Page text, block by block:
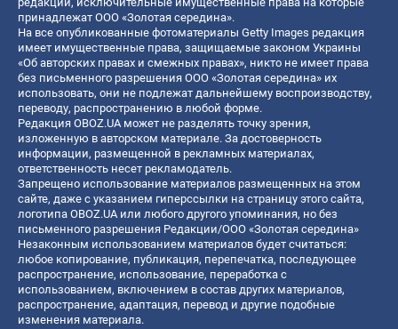
принадлежат ООО «Золотая середина».
На все опубликованные фотоматериалы Getty Images редакция
имеет имущественные права, защищаемые законом Украины
«Об авторских правах и смежных правах», никто не имеет права
без письменного разрешения ООО «Золотая середина» их
использовать, они не подлежат дальнейшему воспроизводству,
переводу, распространению в любой форме.
Редакция OBOZ.UA может не разделять точку зрения,
изложенную в авторском материале. За достоверность
информации, размещенной в рекламных материалах,
ответственность несет рекламодатель.
Запрещено использование материалов размещенных на этом
сайте, даже с указанием гиперссылки на страницу этого сайта,
логотипа OBOZ.UA или любого другого упоминания, но без
письменного разрешения Редакции/ООО «Золотая середина»
Незаконным использованием материалов будет считаться:
любое копирование, публикация, перепечатка, последующее
распространение, использование, переработка с
использованием, включением в состав других материалов,
распространение, адаптация, перевод и другие подобные
изменения материала.